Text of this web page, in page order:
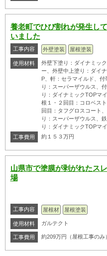
養老町でひび割れが発生し
いました
工事内容 外壁塗装 屋根塗装
使用材料
外壁下塗り：ダイナミッ
ー、外壁中上塗り：ダイ
P、軒：セラマイルド、付
り：スーパーザウルス、
り：ダイナミックTOPマ
根１・２回目：コロベス
回目：タフグロスコート
り：スーパーザウルス、
り：ダイナミックTOPマ
工事費用
約１５３万円
山県市で塗膜が剥がれたス
場
工事内容 屋根材 屋根塗装
使用材料 ガルテクト
工事費用 約209万円（屋根工事のみ）